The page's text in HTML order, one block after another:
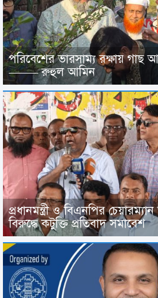
পরিবেশের ভারসাম্য রক্ষায় গাছ
——– রুহুল আমিন
প্রধানমন্ত্রী ও বিএনপির
বিরুদ্ধে কটুক্তি প্রতিবাদ সমাবেশ